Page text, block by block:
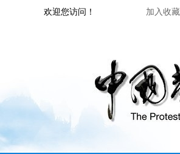
欢迎您访问！ 加入收藏